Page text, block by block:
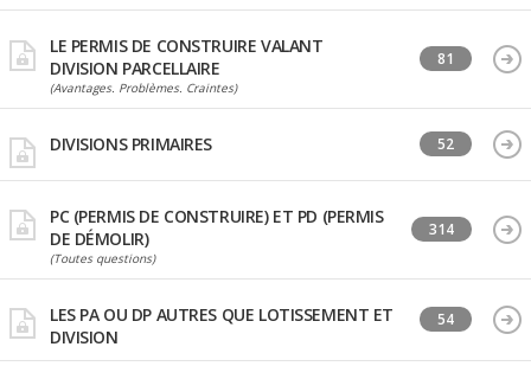
LE PERMIS DE CONSTRUIRE VALANT
DIVISION PARCELLAIRE
(Avantages. Problèmes. Craintes)
81
DIVISIONS PRIMAIRES 52
PC (PERMIS DE CONSTRUIRE) ET PD (PERMIS
DE DÉMOLIR)
(Toutes questions)
314
LES PA OU DP AUTRES QUE LOTISSEMENT ET
DIVISION
54